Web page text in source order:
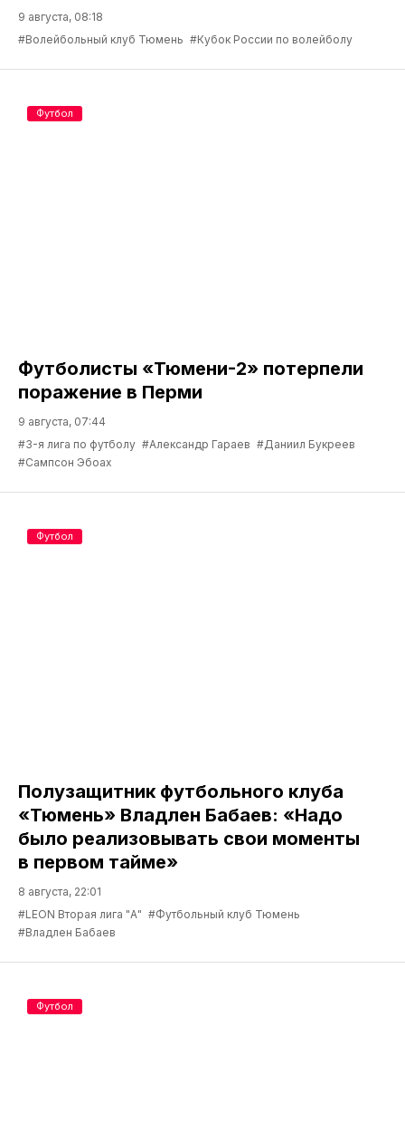
9 августа, 08:18
#Волейбольный клуб Тюмень #Кубок России по волейболу
Футболисты «Тюмени-2» потерпели
поражение в Перми
9 августа, 07:44
#3-я лига по футболу #Александр Гараев #Даниил Букреев
#Сампсон Эбоах
Футбол
Полузащитник футбольного клуба
«Тюмень» Владлен Бабаев: «Надо
было реализовывать свои моменты
в первом тайме»
8 августа, 22:01
#LEON Вторая лига "А" #Футбольный клуб Тюмень
#Владлен Бабаев
Футбол
Футбол